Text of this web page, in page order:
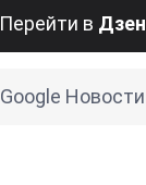
Перейти в Дзен
Google Новости